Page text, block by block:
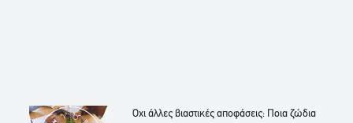
Όχι άλλες βιαστικές αποφάσεις: Ποια ζώδια